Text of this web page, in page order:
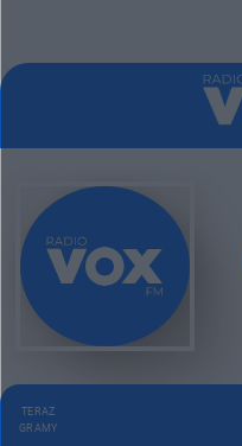
TERAZ
GRAMY